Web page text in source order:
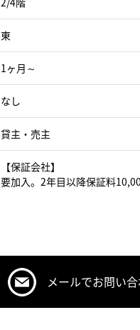
東
1ヶ月～
なし
貸主・売主
【保証会社】
要加入。2年目以降保証料
メールでお問い